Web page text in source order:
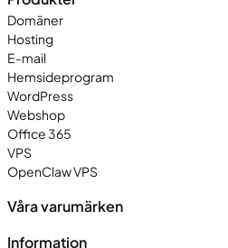
Domäner
Hosting
E-mail
Hemsideprogram
WordPress
Webshop
Office 365
VPS
OpenClaw VPS
Våra varumärken
Information